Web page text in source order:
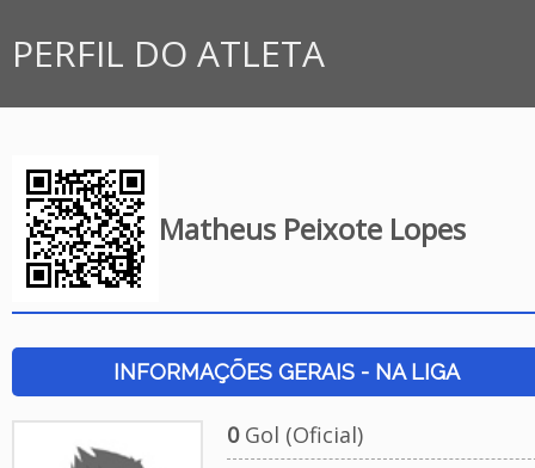
PERFIL DO ATLETA
Matheus Peixote Lopes
INFORMAÇÕES GERAIS - NA LIGA
0Gol (Oficial)